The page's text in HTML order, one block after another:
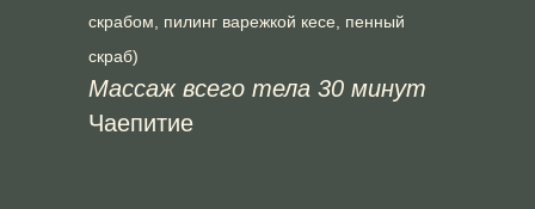
скрабом, пилинг варежкой кесе, пенный
скраб)
Массаж всего тела 30 минут
Чаепитие